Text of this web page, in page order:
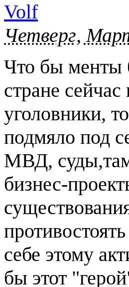
Volf
Четверг,
Что бы менты
стране
уголовники,
подмяло под
МВД,
бизнес-
себе этому
бы этот